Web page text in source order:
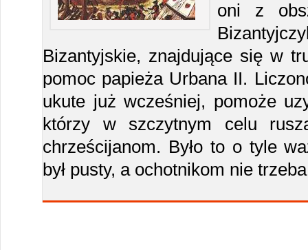
oni z
Bizantyjskie, znajdujące się w
pomoc papieża Urbana II.
ukute już wcześniej, pomoże
którzy w szczytnym celu
chrześcijanom. Było to o tyle
był pusty, a ochotnikom nie